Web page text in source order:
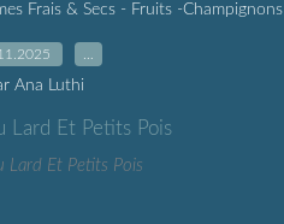
Frais & Secs - Fruits -Champignons
Ana Luthi
Lard Et Petits Pois